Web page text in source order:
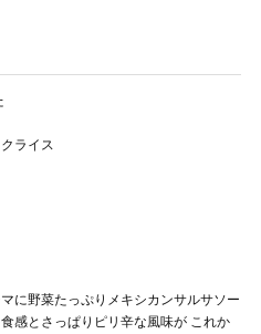
ライス
に野菜たっぷりメキシカンサルサソー
感とさっぱりピリ辛な風味が これか